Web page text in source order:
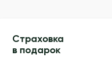
Страховка
в подарок